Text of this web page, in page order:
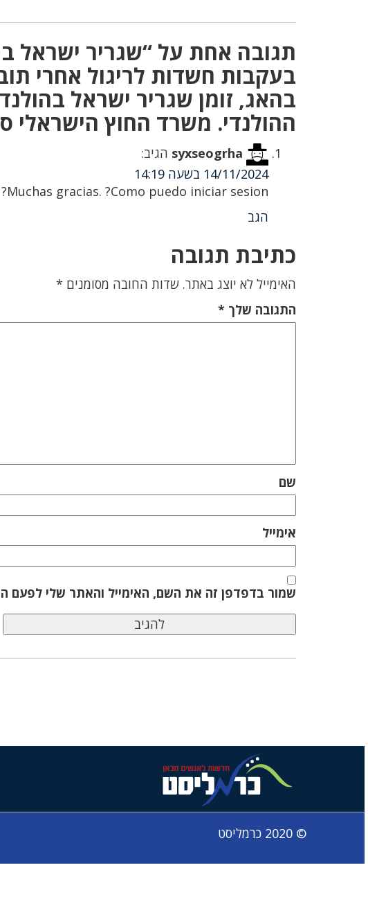
תגובה אחת על “שגריר ישראל
בעקבות חשדות לריגול אחרי
בהאג, זומן שגריר ישראל
ההולנדי. משרד החוץ הישראלי
syxseogrha הגיב:
14/11/2024 בשעה 14:19
Muchas gracias. ?Como puedo iniciar sesion?
הגב
כתיבת תגובה
האימייל לא יוצג באתר. שדות החובה מסומנים *
התגובה שלך*
שם
אימייל
שמור בדפדפן זה את השם, האימייל והאתר שלי לפעם
© 2020 כרמליסט